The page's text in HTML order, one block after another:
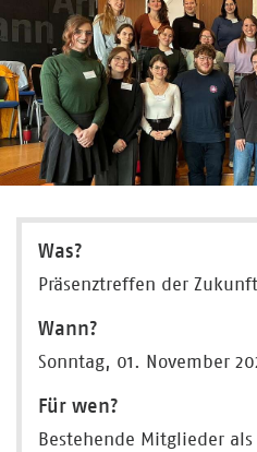
Was?
Präsenztreffen der
Wann?
Sonntag, 01. November
Für wen?
Bestehende Mitglieder